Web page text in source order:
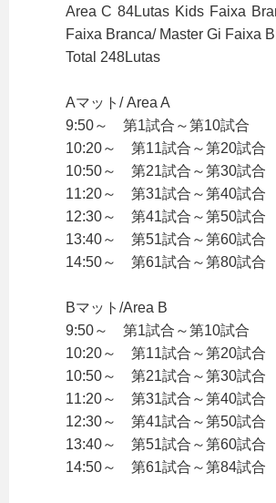
Area C 84Lutas Kids Faixa
Faixa Branca/ Master Gi Faixa
Total 248Lutas
Aマット/ Area A
9:50～ 第1試合～第10試合
10:20～ 第11試合～第20試合
10:50～ 第21試合～第30試合
11:20～ 第31試合～第40試合
12:30～ 第41試合～第50試合
13:40～ 第51試合～第60試合
14:50～ 第61試合～第80試合
Bマット/Area B
9:50～ 第1試合～第10試合
10:20～ 第11試合～第20試合
10:50～ 第21試合～第30試合
11:20～ 第31試合～第40試合
12:30～ 第41試合～第50試合
13:40～ 第51試合～第60試合
14:50～ 第61試合～第84試合